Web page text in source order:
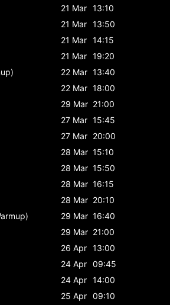
21 Mar 13:10
21 Mar 13:50
21 Mar 14:15
21 Mar 19:20
22 Mar 13:40
22 Mar 18:00
29 Mar 21:00
27 Mar 15:45
27 Mar 20:00
28 Mar 15:10
28 Mar 15:50
28 Mar 16:15
28 Mar 20:10
29 Mar 16:40
29 Mar 21:00
26 Apr 13:00
24 Apr 09:45
24 Apr 14:00
25 Apr 09:10